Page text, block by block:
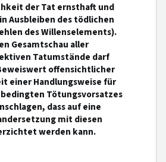
der Tat ernsthaft und
Ausbleiben des tödlichen
des Willenselements).
Gesamtschau aller
Tatumstände darf
offensichtlicher
einer Handlungsweise für
bedingten Tötungsvorsatzes
dass auf eine
mit diesen
werden kann.